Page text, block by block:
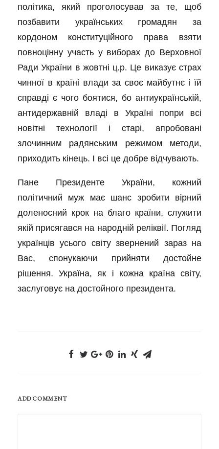
політика, який проголосував за те, щоб
позбавити українських громадян за
кордоном конституційного права взяти
повноцінну участь у виборах до Верховної
Ради України в жовтні ц.р. Це виказує страх
чинної в країні влади за своє майбутнє і їй
справді є чого боятися, бо антиукраїнській,
антидержавній владі в Україні попри всі
новітні технології і старі, апробовані
злочинним радянським режимом методи,
приходить кінець. І всі це добре відчувають.
Пане Президенте України, кожний
політичний муж має шанс зробити вірний
доленосний крок на благо країни, служити
якій присягався на народній реліквії. Погляд
українців усього світу звернений зараз на
Вас, спонукаючи прийняти достойне
рішення. Україна, як і кожна країна світу,
заслуговує на достойного президента.
ADD COMMENT